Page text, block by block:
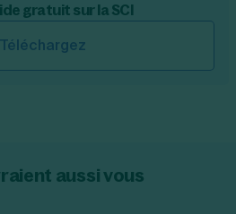
gratuit sur la SCI
Téléchargez
aussi vous